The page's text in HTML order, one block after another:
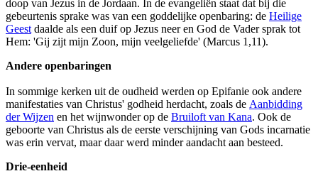
doop van Jezus in de Jordaan. In de evangeliën staat dat bij die
gebeurtenis sprake was van een goddelijke openbaring: de Heilige
Geest daalde als een duif op Jezus neer en God de Vader sprak tot
Hem: 'Gij zijt mijn Zoon, mijn veelgeliefde' (Marcus 1,11).
Andere openbaringen
In sommige kerken uit de oudheid werden op Epifanie ook andere
manifestaties van Christus' godheid herdacht, zoals de Aanbidding
der Wijzen en het wijnwonder op de Bruiloft van Kana. Ook de
geboorte van Christus als de eerste verschijning van Gods incarnatie
was erin vervat, maar daar werd minder aandacht aan besteed.
Drie-eenheid